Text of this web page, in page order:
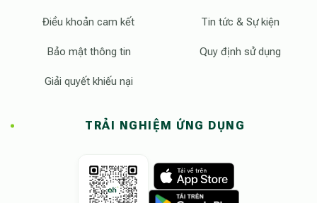
Điều khoản cam kết
Bảo mật thông tin
Giải quyết khiếu nại
Tin tức & Sự kiện
Quy định sử dụng
TRẢI NGHIỆM ỨNG DỤNG